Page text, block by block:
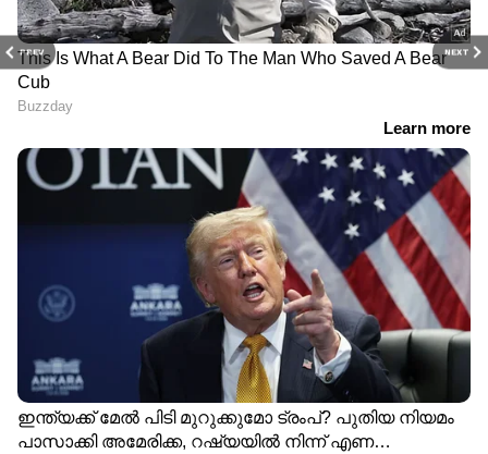
PREV NEXT